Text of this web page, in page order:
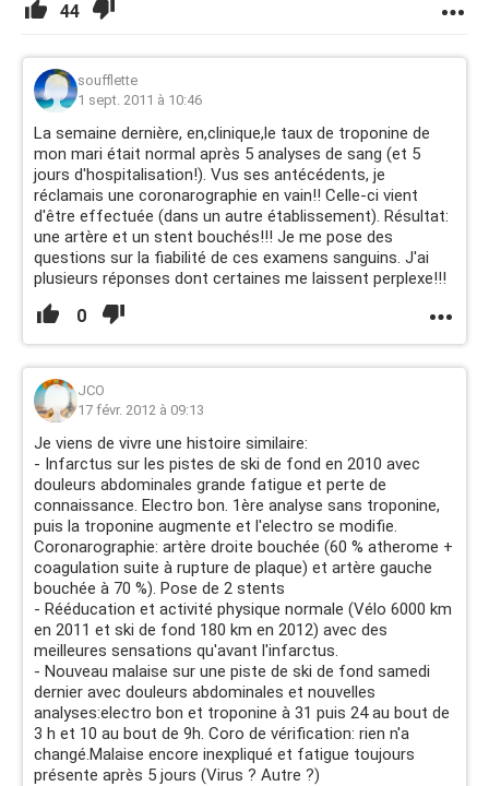
44
soufflette
1 sept. 2011 à 10:46
La semaine dernière, en,clinique,le taux de troponine de
mon mari était normal après 5 analyses de sang (et 5
jours d'hospitalisation!). Vus ses antécédents, je
réclamais une coronarographie en vain!! Celle-ci vient
d'être effectuée (dans un autre établissement). Résultat:
une artère et un stent bouchés!!! Je me pose des
questions sur la fiabilité de ces examens sanguins. J'ai
plusieurs réponses dont certaines me laissent perplexe!!!
0
JCO
17 févr. 2012 à 09:13
Je viens de vivre une histoire similaire:
- Infarctus sur les pistes de ski de fond en 2010 avec
douleurs abdominales grande fatigue et perte de
connaissance. Electro bon. 1ère analyse sans troponine,
puis la troponine augmente et l'electro se modifie.
Coronarographie: artère droite bouchée (60 % atherome +
coagulation suite à rupture de plaque) et artère gauche
bouchée à 70 %). Pose de 2 stents
- Rééducation et activité physique normale (Vélo 6000 km
en 2011 et ski de fond 180 km en 2012) avec des
meilleures sensations qu'avant l'infarctus.
- Nouveau malaise sur une piste de ski de fond samedi
dernier avec douleurs abdominales et nouvelles
analyses:electro bon et troponine à 31 puis 24 au bout de
3 h et 10 au bout de 9h. Coro de vérification: rien n'a
changé.Malaise encore inexpliqué et fatigue toujours
présente après 5 jours (Virus ? Autre ?)